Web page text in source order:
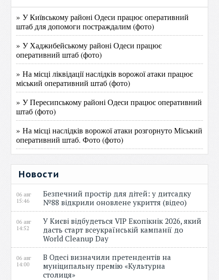
» У Київському районі Одеси працює оперативний
штаб для допомоги постраждалим (фото)
» У Хаджибейському районі Одеси працює
оперативний штаб (фото)
» На місці ліквідації наслідків ворожої атаки працює
міський оперативний штаб (фото)
» У Пересипському районі Одеси працює оперативний
штаб (фото)
» На місці наслідків ворожої атаки розгорнуто Міський
оперативний штаб. Фото (фото)
Новости
06 авг
15:46
Безпечний простір для дітей: у дитсадку
№88 відкрили оновлене укриття (відео)
06 авг
14:52
У Києві відбудеться VIP Екопікнік 2026, який
дасть старт всеукраїнській кампанії до
World Cleanup Day
06 авг
14:00
В Одесі визначили претендентів на
муніципальну премію «Культурна
столиця»